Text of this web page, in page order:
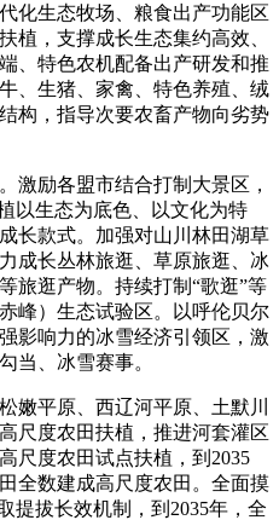
化生态牧场、粮食出产功能区
植，支撑成长生态集约高效、
、特色农机配备出产研发和推
、生猪、家禽、特色养殖、绒
构，指导次要农畜产物向劣势
励各盟市结合打制大景区，
以生态为底色、以文化为特
长款式。加强对山川林田湖草
成长丛林旅逛、草原旅逛、冰
旅逛产物。持续打制“歌逛”等
峰）生态试验区。以呼伦贝尔
影响力的冰雪经济引领区，激
当、冰雪赛事。
平原、西辽河平原、土默川
尺度农田扶植，推进河套灌区
尺度农田试点扶植，到2035
全数建成高尺度农田。全面摸
提拔长效机制，到2035年，全